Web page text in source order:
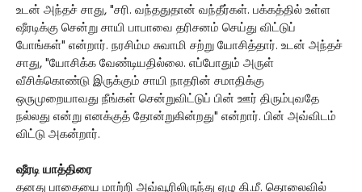
உடன் அந்தச் சாது, "சரி. வந்ததுதான் வந்தீர்கள். பக்கத்தில் உள்ள
ஷீரடிக்கு சென்று சாயி பாபாவை தரிசனம் செய்து விட்டுப்
போங்கள்" என்றார். நரசிம்ம சுவாமி சற்று யோசித்தார். உடன் அந்தச்
சாது, "யோசிக்க வேண்டியதில்லை. எப்போதும் அருள்
வீசிக்கொண்டு இருக்கும் சாயி நாதரின் சமாதிக்கு
ஒருமுறையாவது நீங்கள் சென்றுவிட்டுப் பின் ஊர் திரும்புவதே
நல்லது என்று எனக்குத் தோன்றுகின்றது" என்றார். பின் அவ்விடம்
விட்டு அகன்றார்.
ஷீரடி யாத்திரை
தனது பாதையை மாற்றி அவ்வூரிலிருந்து ஏழு கி.மீ. தொலைவில்